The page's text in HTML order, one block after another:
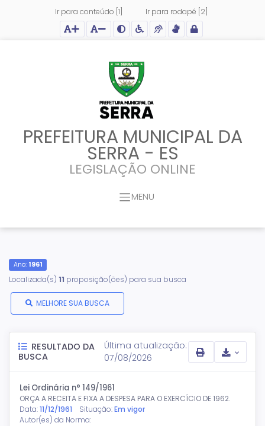
Ir para conteúdo [1] Ir para rodapé [2]
Ação para aumentar tamanho da fonte do site
Ação para diminuir tamanho da fonte do site
Ação para aplicar auto contraste no site
Acessar página sobre acessibilidade do site
Acessar página sobre NVDA - Leitor de Tela
Acessar página sobre VLibras - Tradutor de
Acessar Intranet
PREFEITURA MUNICIPAL DA
SERRA - ES
LEGISLAÇÃO ONLINE
MENU
Ano: 1961
Localizada(s) 11 proposição(ões) para sua busca
MELHORE SUA BUSCA
RESULTADO DA
BUSCA
Última atualização:
07/08/2026
Lei Ordinária n° 149/1961
ORÇA A RECEITA E FIXA A DESPESA PARA O EXERCÍCIO DE 1962.
Data:11/12/1961 Situação: Em vigor
Autor(es) da Norma: